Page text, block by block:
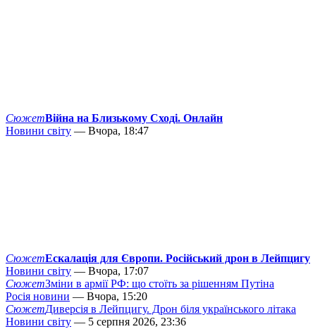
СюжетВійна на Близькому Сході. Онлайн
Новини світу — Вчора, 18:47
СюжетЕскалація для Європи. Російський дрон в Лейпцигу
Новини світу — Вчора, 17:07
СюжетЗміни в армії РФ: що стоїть за рішенням Путіна
Росія новини — Вчора, 15:20
СюжетДиверсія в Лейпцигу. Дрон біля українського літака
Новини світу — 5 серпня 2026, 23:36